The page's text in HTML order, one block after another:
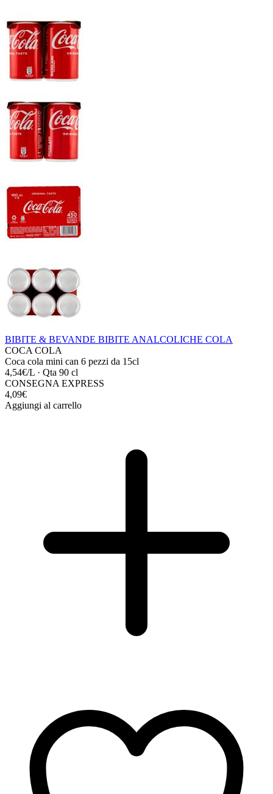
BIBITE & BEVANDE BIBITE ANALCOLICHE COLA
COCA COLA
Coca cola mini can 6 pezzi da 15cl
4,54€/L · Qta 90 cl
CONSEGNA EXPRESS
4,09€
Aggiungi al carrello